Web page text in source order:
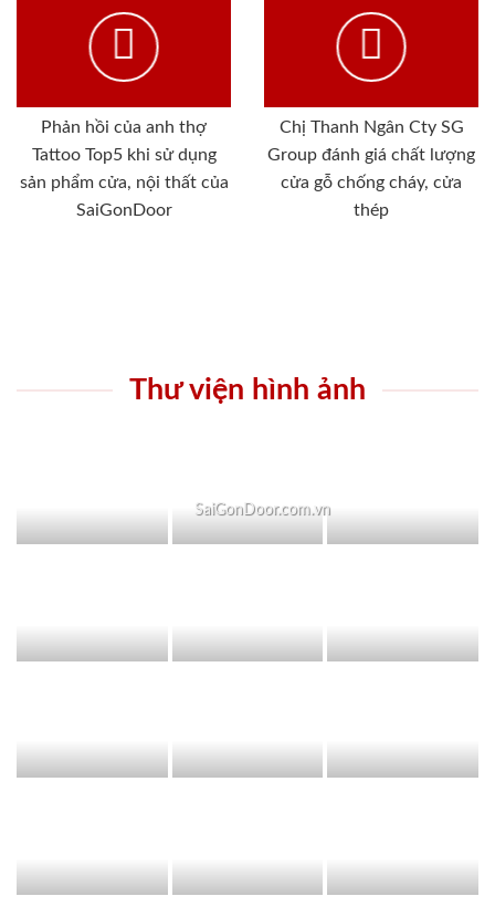
Phản hồi của anh thợ
Tattoo Top5 khi sử dụng
sản phẩm cửa, nội thất của
SaiGonDoor
Chị Thanh Ngân Cty SG
Group đánh giá chất lượng
cửa gỗ chống cháy, cửa
thép
Thư viện hình ảnh
SaiGonDoor.com.vn